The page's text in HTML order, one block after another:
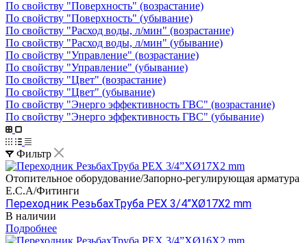
По свойству "Поверхность" (возрастание)
По свойству "Поверхность" (убывание)
По свойству "Расход воды, л/мин" (возрастание)
По свойству "Расход воды, л/мин" (убывание)
По свойству "Управление" (возрастание)
По свойству "Управление" (убывание)
По свойству "Цвет" (возрастание)
По свойству "Цвет" (убывание)
По свойству "Энерго эффективность ГВС" (возрастание)
По свойству "Энерго эффективность ГВС" (убывание)
Фильтр
Отопительное оборудование/Запорно-регулирующая арматура
E.C.A/Фитинги
Переходник РезьбахТруба PEX 3/4”XØ17X2 mm
В наличии
Подробнее